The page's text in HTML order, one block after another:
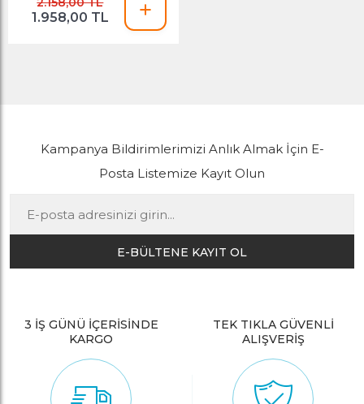
1.958,00 TL
Kampanya Bildirimlerimizi Anlık Almak İçin E-
Posta Listemize Kayıt Olun
E-BÜLTENE KAYIT OL
3 İŞ GÜNÜ İÇERİSİNDE
KARGO
TEK TIKLA GÜVENLİ
ALIŞVERİŞ